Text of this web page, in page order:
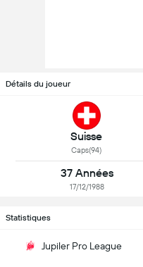
Détails du joueur
Suisse
Caps(94)
37 Années
17/12/1988
Statistiques
Jupiler Pro League